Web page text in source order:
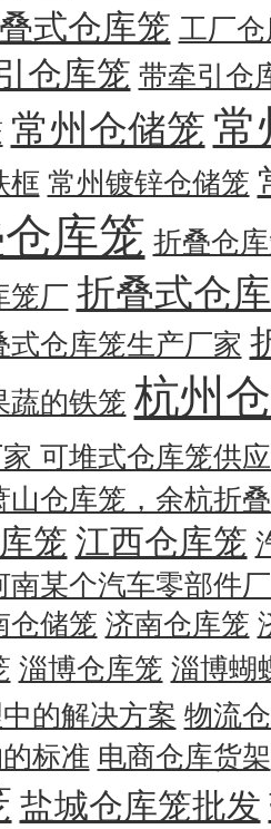
式仓库笼 工厂
仓库笼 带牵引仓
常州仓储笼 常
框 常州镀锌仓储笼
库笼 折叠仓
笼厂 折叠式仓
式仓库笼生产厂家
蔬的铁笼 杭州
可堆式仓库笼供
山仓库笼，余杭折
笼 江西仓库笼
南某个汽车零部件
仓储笼 济南仓库笼
淄博仓库笼 淄博蝴
的解决方案 物流
标准 电商仓库货架
盐城仓库笼批发